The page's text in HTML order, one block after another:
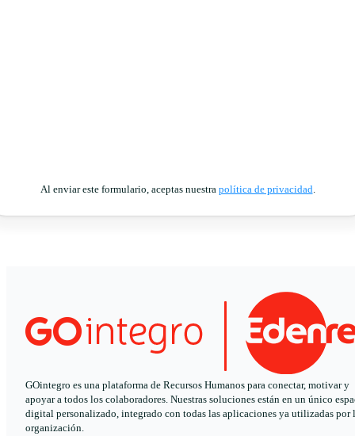
Al enviar este formulario, aceptas nuestra política de privacidad
GOintegro es una plataforma de Recursos Humanos para conectar, motivar y
apoyar a todos los colaboradores. Nuestras soluciones están en un único
digital personalizado, integrado con todas las aplicaciones ya utilizadas por
organización.